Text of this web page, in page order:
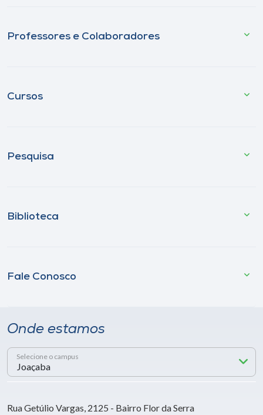
Professores e Colaboradores
Cursos
Pesquisa
Biblioteca
Fale Conosco
Onde estamos
Selecione o campus
Rua Getúlio Vargas, 2125 - Bairro Flor da Serra